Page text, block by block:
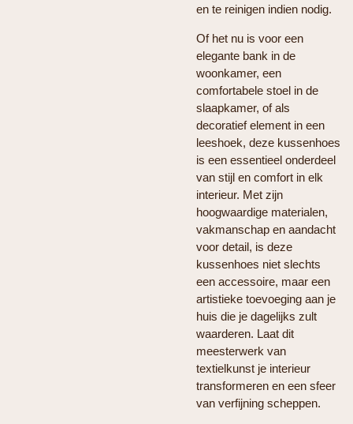
en te reinigen indien nodig.
Of het nu is voor een
elegante bank in de
woonkamer, een
comfortabele stoel in de
slaapkamer, of als
decoratief element in een
leeshoek, deze kussenhoes
is een essentieel onderdeel
van stijl en comfort in elk
interieur. Met zijn
hoogwaardige materialen,
vakmanschap en aandacht
voor detail, is deze
kussenhoes niet slechts
een accessoire, maar een
artistieke toevoeging aan je
huis die je dagelijks zult
waarderen. Laat dit
meesterwerk van
textielkunst je interieur
transformeren en een sfeer
van verfijning scheppen.